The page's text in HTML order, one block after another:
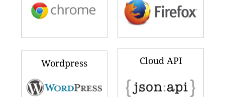
Wordpress Cloud API